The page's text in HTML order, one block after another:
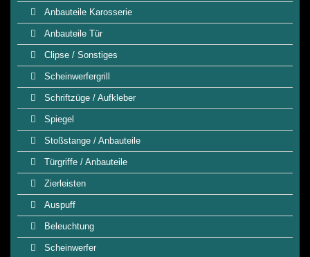
Anbauteile Karosserie
Anbauteile Tür
Clipse / Sonstiges
Scheinwerfergrill
Schriftzüge / Aufkleber
Spiegel
Stoßstange / Anbauteile
Türgriffe / Anbauteile
Zierleisten
Auspuff
Beleuchtung
Scheinwerfer